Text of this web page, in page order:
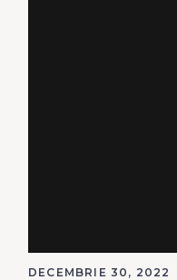
DECEMBRIE 30, 2022